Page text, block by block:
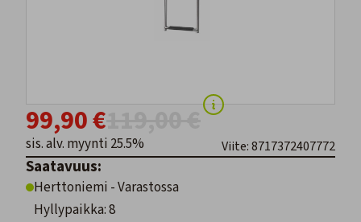
99,90 €
sis. alv. myynti 25.5% Viite: 8717372407772
Saatavuus:
Herttoniemi - Varastossa
Hyllypaikka: 8